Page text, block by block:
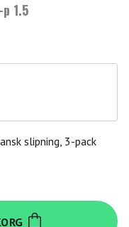
1.5
slipning, 3-pack